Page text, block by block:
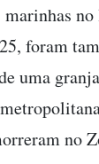
marinhas
foram
uma
no